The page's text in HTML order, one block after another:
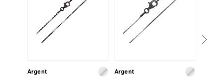
Argent Argent